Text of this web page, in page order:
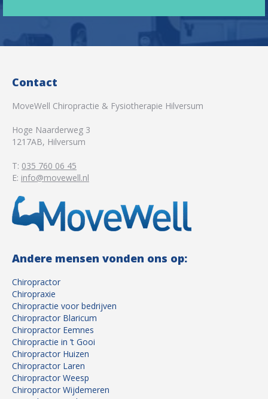
Contact
MoveWell Chiropractie & Fysiotherapie Hilversum
Hoge Naarderweg 3
1217AB, Hilversum
T: 035 760 06 45
E: info@movewell.nl
Andere mensen vonden ons op:
Chiropractor
Chiropraxie
Chiropractie voor bedrijven
Chiropractor Blaricum
Chiropractor Eemnes
Chiropractie in ’t Gooi
Chiropractor Huizen
Chiropractor Laren
Chiropractor Weesp
Chiropractor Wijdemeren